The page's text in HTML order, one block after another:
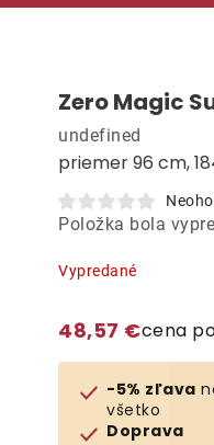
Zero Magic
priemer 96 cm,
undefined
Položka bola
Vypredané
48,57 €cena
-5% zľava
všetko
Doprava